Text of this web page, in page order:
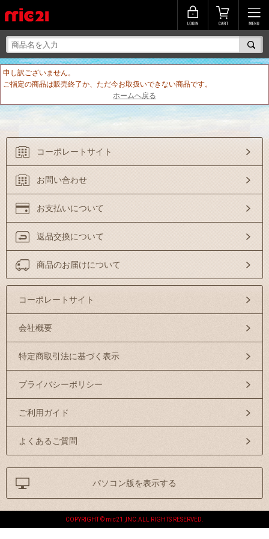
申し訳ございません。
ご指定の商品は販売終了か、ただ今お取扱いできない商品です。
ホームへ戻る
コーポレートサイト
お問い合わせ
お支払いについて
返品交換について
商品のお届けについて
コーポレートサイト
会社概要
特定商取引法に基づく表示
プライバシーポリシー
ご利用ガイド
よくあるご質問
パソコン版を表示する
COPYRIGHT © mic21 ,INC.ALL RIGHTS RESERVED.